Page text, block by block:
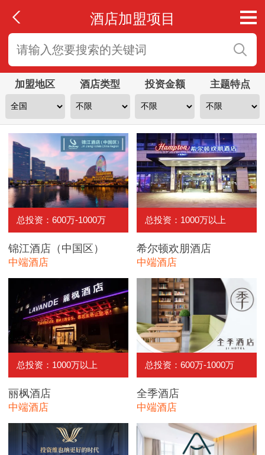
酒店加盟项目
加盟地区 酒店类型 投资金额 主题特点
总投资：600万-1000万
锦江酒店（中国区）
中端酒店
总投资：1000万以上
希尔顿欢朋酒店
中端酒店
总投资：1000万以上
丽枫酒店
中端酒店
总投资：600万-1000万
全季酒店
中端酒店